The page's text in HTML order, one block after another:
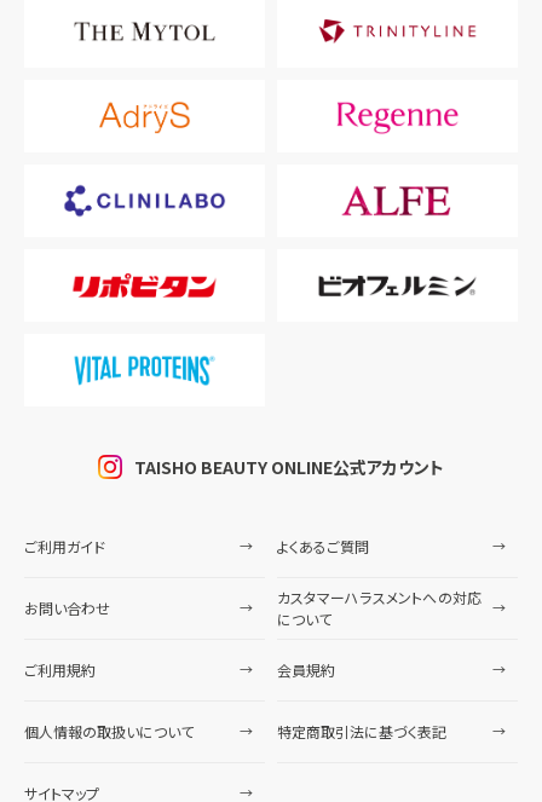
TAISHO BEAUTY ONLINE公式アカウント
ご利用ガイド よくあるご質問
お問い合わせ
カスタマーハラスメントへの対応
について
ご利用規約 会員規約
個人情報の取扱いについて 特定商取引法に基づく表記
サイトマップ